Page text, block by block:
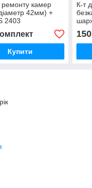
ремонту камер
42мм) +
2403
Купити
К-т
150